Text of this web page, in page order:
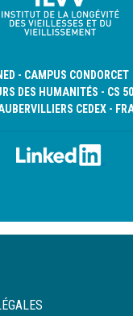
- CAMPUS CONDORCET
DES HUMANITÉS - CS
CEDEX -